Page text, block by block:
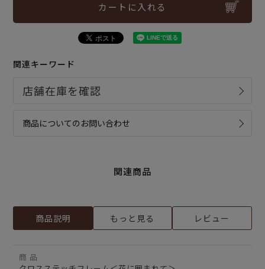
カートに入れる
関連キーワード
商品についてのお問い合わせ
関連商品
商品説明 もっと見る レビュー
商 品